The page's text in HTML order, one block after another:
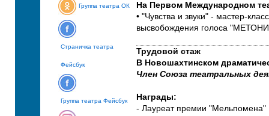
Группа театра ОК
Страничка театра
Фейсбук
Группа театра Фейсбук
На Первом Международном
• "Чувства и звуки" - мастер-
высвобождения голоса
Трудовой стаж
В Новошахтинском
Член Союза театральных
Награды:
- Лауреат премии "Мельпомена"